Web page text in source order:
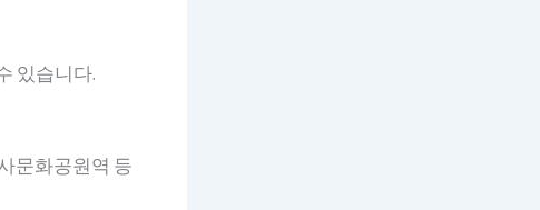
있습니다.
문화공원역 등